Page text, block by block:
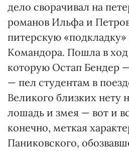
дело сворачивал на
романов Ильфа и
питерскую «подкладку»
Командора. Пошла в
которую Остап Бендер
— пел студентам в
Великого близких нету
лошадь и змея — вот и
конечно, меткая
Паниковского,